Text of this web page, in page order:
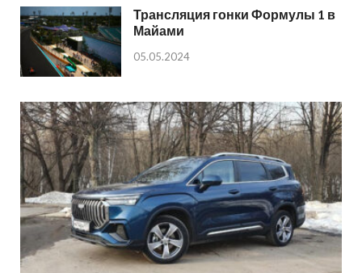
Трансляция гонки Формулы 1 в
Майами
05.05.2024